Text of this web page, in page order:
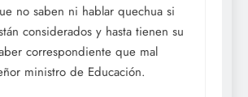
no saben ni hablar quechua si
considerados y hasta tienen su
correspondiente que mal
ministro de Educación.